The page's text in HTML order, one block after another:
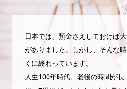
日本では、預金さえしておけば
がありました。しかし、そんな
くに終わっています。
人生100年時代、老後の時間が